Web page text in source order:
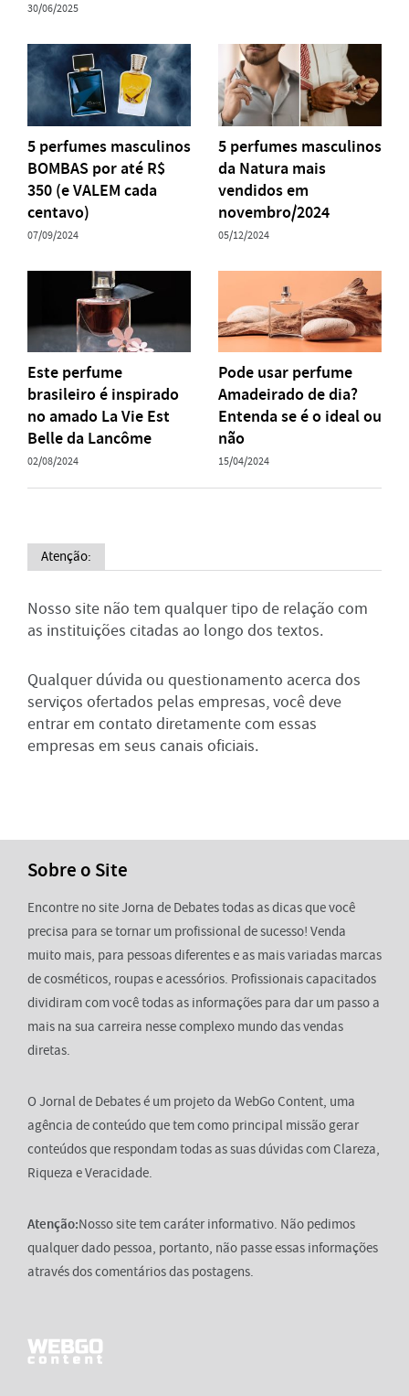
30/06/2025
5 perfumes masculinos
BOMBAS por até R$
350 (e VALEM cada
centavo)
07/09/2024
5 perfumes masculinos
da Natura mais
vendidos em
novembro/2024
05/12/2024
Este perfume
brasileiro é inspirado
no amado La Vie Est
Belle da Lancôme
02/08/2024
Pode usar perfume
Amadeirado de dia?
Entenda se é o ideal ou
não
15/04/2024
Atenção:
Nosso site não tem qualquer tipo de relação com
as instituições citadas ao longo dos textos.
Qualquer dúvida ou questionamento acerca dos
serviços ofertados pelas empresas, você deve
entrar em contato diretamente com essas
empresas em seus canais oficiais.
Sobre o Site
Encontre no site Jorna de Debates todas as dicas que você
precisa para se tornar um profissional de sucesso! Venda
muito mais, para pessoas diferentes e as mais variadas marcas
de cosméticos, roupas e acessórios. Profissionais capacitados
dividiram com você todas as informações para dar um passo a
mais na sua carreira nesse complexo mundo das vendas
diretas.
O Jornal de Debates é um projeto da WebGo Content, uma
agência de conteúdo que tem como principal missão gerar
conteúdos que respondam todas as suas dúvidas com Clareza,
Riqueza e Veracidade.
Atenção:Nosso site tem caráter informativo. Não pedimos
qualquer dado pessoa, portanto, não passe essas informações
através dos comentários das postagens.